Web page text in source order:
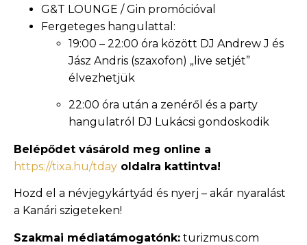
G&T LOUNGE / Gin promócióval
Fergeteges hangulattal:
19:00 – 22:00 óra között DJ Andrew J és
Jász Andris (szaxofon) „live setjét”
élvezhetjük
22:00 óra után a zenéről és a party
hangulatról DJ Lukácsi gondoskodik
Belépődet vásárold meg online a
https://tixa.hu/tday oldalra kattintva!
Hozd el a névjegykártyád és nyerj – akár nyaralást
a Kanári szigeteken!
Szakmai médiatámogatónk: turizmus.com